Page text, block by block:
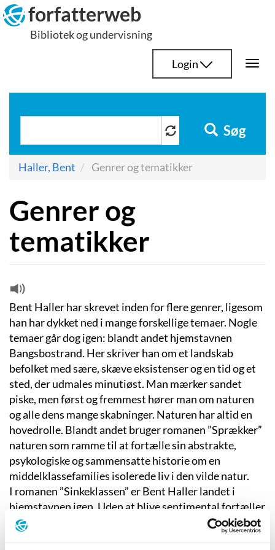
Hop
til
indhold
forfatterweb
Bibliotek og undervisning
Login
Søg
Haller, Bent Genrer og tematikker
Genrer og
tematikker
Bent Haller har skrevet inden for flere genrer, ligesom
han har dykket ned i mange forskellige temaer. Nogle
temaer går dog igen: blandt andet hjemstavnen
Bangsbostrand. Her skriver han om et landskab
befolket med sære, skæve eksistenser og en tid og et
sted, der udmales minutiøst. Man mærker sandet
piske, men først og fremmest hører man om naturen
og alle dens mange skabninger. Naturen har altid en
hovedrolle. Blandt andet bruger romanen ”Sprækker”
naturen som ramme til at fortælle sin abstrakte,
psykologiske og sammensatte historie om en
middelklassefamilies isolerede liv i den vilde natur.
I romanen ”Sinkeklassen” er Bent Haller landet i
hjemstavnen igen. Uden at blive sentimental fortæller
han en historie fra gamle dage om ’sinkebørnene’
i specialklassen, der af både lærere og omgivelser – og